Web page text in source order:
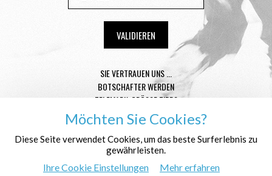
SIE VERTRAUEN UNS ...
BOTSCHAFTER WERDEN
TELEMARK-GRÖSSE TIPPS
CONDITIONS GÉNÉRALES DE VENTE
MENTIONS LÉGALES
DATENSCHUTZ
WER SIND WIR ?
Möchten Sie Cookies?
Diese Seite verwendet Cookies, um das beste Surferlebnis zu
gewährleisten.
Ihre Cookie Einstellungen Mehr erfahren